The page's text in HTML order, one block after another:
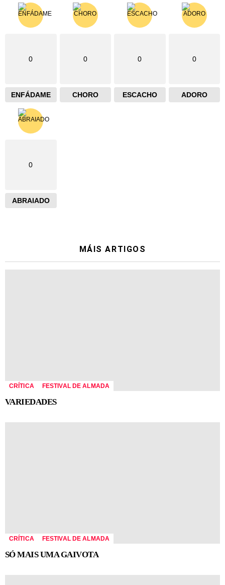
0
ENFÁDAME
0
CHORO
0
ESCACHO
0
ADORO
0
ABRAIADO
MÁIS ARTIGOS
CRÍTICA FESTIVAL DE ALMADA
VARIEDADES
CRÍTICA FESTIVAL DE ALMADA
SÓ MAIS UMA GAIVOTA